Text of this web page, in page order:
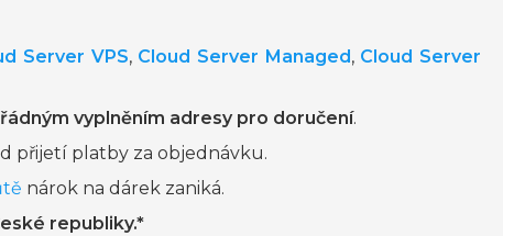
Server VPS, Cloud Server Managed , Cloud Server
řádným vyplněním adresy pro doručení.
přijetí platby za objednávku.
nárok na dárek zaniká.
republiky.*